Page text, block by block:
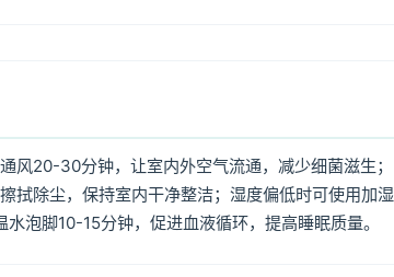
风20-30分钟，让室内外空气流通，减少细菌滋生；
拭除尘，保持室内干净整洁；湿度偏低时可使用加湿
泡脚10-15分钟，促进血液循环，提高睡眠质量。